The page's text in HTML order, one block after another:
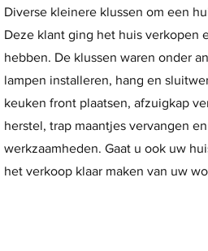
Diverse kleinere klussen om een
Deze klant ging het huis verkopen
hebben. De klussen waren onder
lampen installeren, hang en
keuken front plaatsen, afzuigkap
herstel, trap maantjes vervangen
werkzaamheden. Gaat u ook uw
het verkoop klaar maken van uw